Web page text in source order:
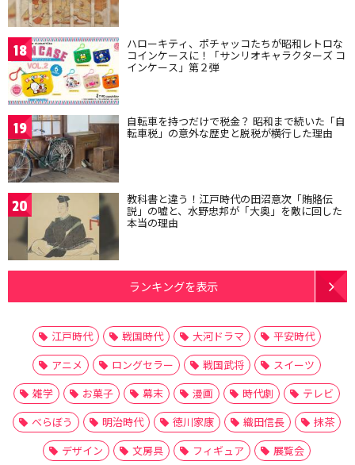
18 ハローキティ、ポチャッコたちが昭和レトロな
コインケースに！「サンリオキャラクターズ コ
インケース」第２弾
19 自転車を持つだけで税金？ 昭和まで続いた「自
転車税」の意外な歴史と脱税が横行した理由
20 教科書と違う！江戸時代の田沼意次「賄賂伝
説」の嘘と、水野忠邦が「大奥」を敵に回した
本当の理由
ランキングを表示
江戸時代 戦国時代 大河ドラマ
平安時代
アニメ
ロングセラー 戦国武将
スイーツ
雑学
お菓子 幕末 漫画 時代劇
テレビ
べらぼう
明治時代 徳川家康 織田信長
抹茶
デザイン
文房具 フィギュア
展覧会